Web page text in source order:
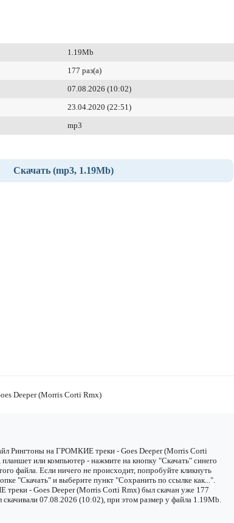
1.19Mb
177 раз(а)
07.08.2026 (10:02)
23.04.2020 (22:51)
mp3
Скачать (mp3, 1.19Mb)
Deeper (Morris Corti Rmx)
Рингтоны на ГРОМКИЕ треки - Goes Deeper (Morris Corti
или компьютер - нажмите на кнопку "Скачать" синего
файла. Если ничего не происходит, попробуйте кликнуть
"Скачать" и выберите пункт "Сохранить по ссылке как...".
- Goes Deeper (Morris Corti Rmx) был скачан уже 177
скачивали 07.08.2026 (10:02), при этом размер у файла 1.19Mb.